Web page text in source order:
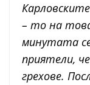
– то на
минутата
приятели,
грехове.